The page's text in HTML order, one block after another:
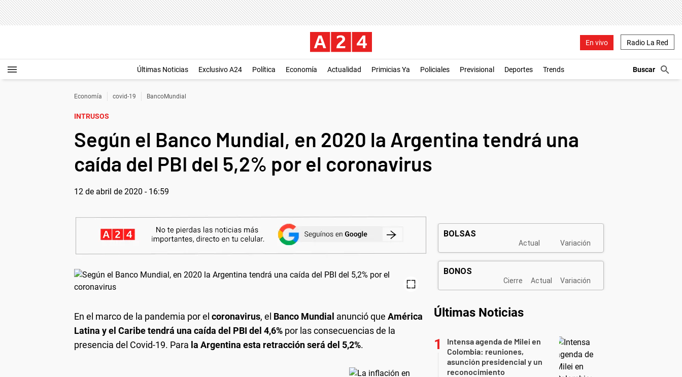
En vivo Radio La Red
Últimas Noticias Exclusivo A24 Política Economía Actualidad Primicias Ya Policiales Previsional Deportes Trends
Economía covid-19 BancoMundial
INTRUSOS
Según el Banco Mundial, en 2020 la Argentina tendrá una
caída del PBI del 5,2% por el coronavirus
12 de abril de 2020 - 16:59
En el marco de la pandemia por el coronavirus, el Banco Mundial anunció que América
Latina y el Caribe tendrá una caída del PBI del 4,6% por las consecuencias de la
presencia del Covid-19. Para la Argentina esta retracción será del 5,2%.
Últimas Noticias
Intensa agenda de Milei en
Colombia: reuniones,
asunción presidencial y un
reconocimiento